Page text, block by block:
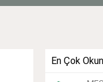
En Çok